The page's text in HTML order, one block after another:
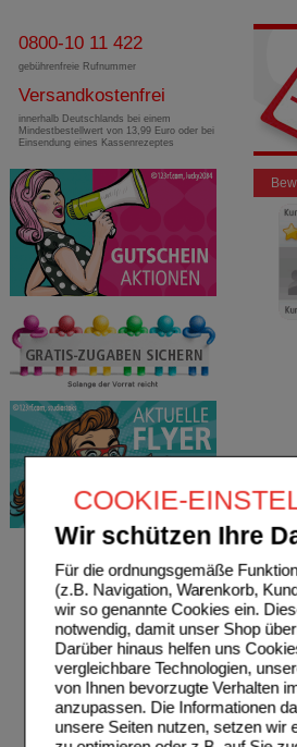
COOKIE-
Wir schützen Ihre
Für die ordnungsgemäße
(z.B. Navigation, Warenkorb,
wir so genannte Cookies ein.
notwendig, damit unser Shop
Darüber hinaus helfen uns
vergleichbare Technologien,
von Ihnen bevorzugte Verhalten
anzupassen. Die Informationen
unsere Seiten nutzen, setzen wir
0800-10 11 422
gebührenfreie Rufnummer
Versandkostenfrei
innerhalb Deutschlands bei einem
Mindestbestellwert von 13,99 Euro oder bei
Einsendung eines Kassenrezeptes